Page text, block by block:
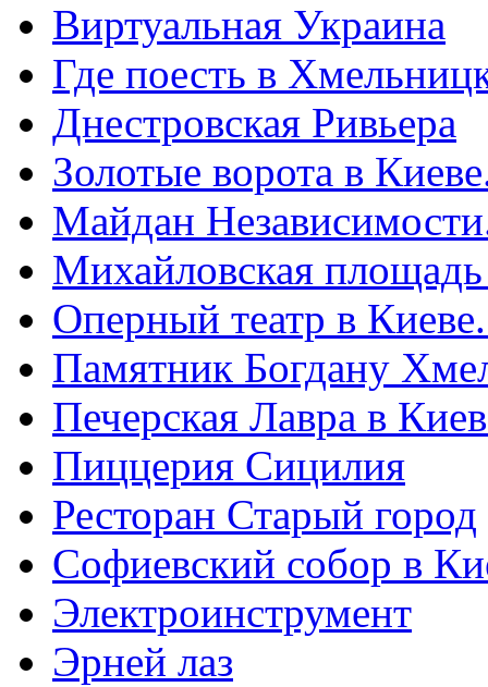
Виртуальная Украина
Где поесть в
Днестровская Ривьера
Золотые ворота в
Майдан
Михайловская
Оперный театр в
Памятник Богдану
Печерская Лавра в
Пиццерия Сицилия
Ресторан Старый город
Софиевский собор в
Электроинструмент
Эрней лаз